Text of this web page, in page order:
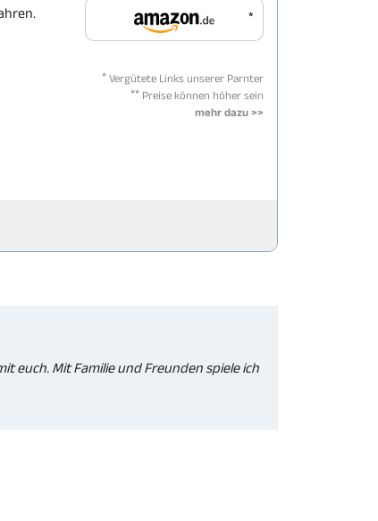
*
* Vergütete Links unserer Parnter
** Preise können höher sein
mehr dazu >>
euch. Mit Familie und Freunden spiele ich